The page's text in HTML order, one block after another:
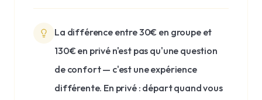
La différence entre 30€ en groupe et
130€ en privé n'est pas qu'une question
de confort — c'est une expérience
différente. En privé : départ quand vous